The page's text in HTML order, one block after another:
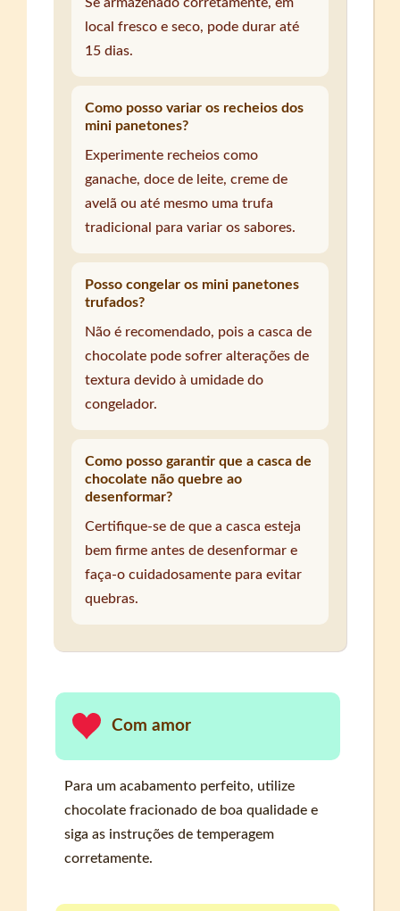
local fresco e seco, pode durar até
15 dias.
Como posso variar os recheios dos
mini panetones?
Experimente recheios como
ganache, doce de leite, creme de
avelã ou até mesmo uma trufa
tradicional para variar os sabores.
Posso congelar os mini panetones
trufados?
Não é recomendado, pois a casca de
chocolate pode sofrer alterações de
textura devido à umidade do
congelador.
Como posso garantir que a casca de
chocolate não quebre ao
desenformar?
Certifique-se de que a casca esteja
bem firme antes de desenformar e
faça-o cuidadosamente para evitar
quebras.
Com amor
Para um acabamento perfeito, utilize
chocolate fracionado de boa qualidade e
siga as instruções de temperagem
corretamente.